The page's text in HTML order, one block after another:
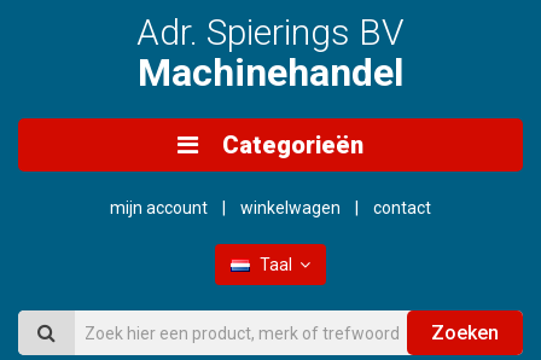
Adr. Spierings BV
Machinehandel
Categorieën
mijn account winkelwagen contact
Taal
Zoeken